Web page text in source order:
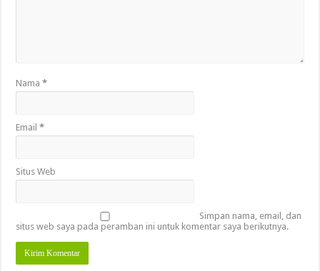
Nama*
Email*
Situs Web
Simpan nama, email, dan
situs web saya pada peramban ini untuk komentar saya berikutnya.